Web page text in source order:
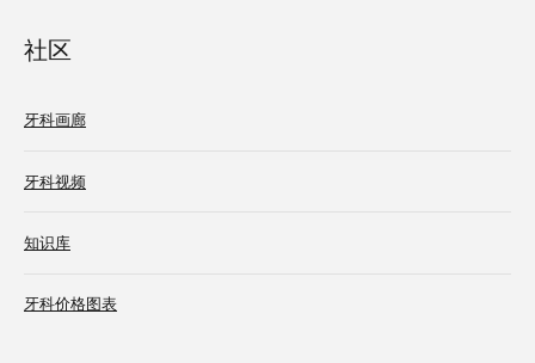
社区
牙科画廊
牙科视频
知识库
牙科价格图表